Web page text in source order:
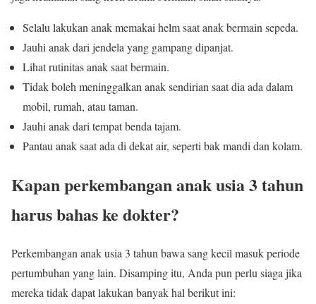
Selalu lakukan anak memakai helm saat anak bermain sepeda.
Jauhi anak dari jendela yang gampang dipanjat.
Lihat rutinitas anak saat bermain.
Tidak boleh meninggalkan anak sendirian saat dia ada dalam
mobil, rumah, atau taman.
Jauhi anak dari tempat benda tajam.
Pantau anak saat ada di dekat air, seperti bak mandi dan kolam.
Kapan perkembangan anak usia 3 tahun
harus bahas ke dokter?
Perkembangan anak usia 3 tahun bawa sang kecil masuk periode
pertumbuhan yang lain. Disamping itu, Anda pun perlu siaga jika
mereka tidak dapat lakukan banyak hal berikut ini: